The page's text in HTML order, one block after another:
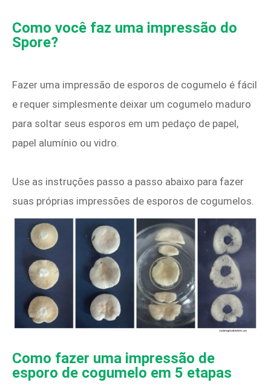
Como você faz uma impressão do
Spore?
Fazer uma impressão de esporos de cogumelo é fácil
e requer simplesmente deixar um cogumelo maduro
para soltar seus esporos em um pedaço de papel,
papel alumínio ou vidro.
Use as instruções passo a passo abaixo para fazer
suas próprias impressões de esporos de cogumelos.
Como fazer uma impressão de
esporo de cogumelo em 5 etapas